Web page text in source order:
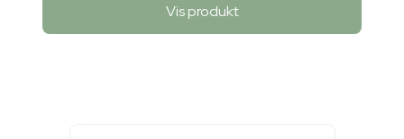
Vis produkt